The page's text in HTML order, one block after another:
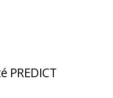
PREDICT